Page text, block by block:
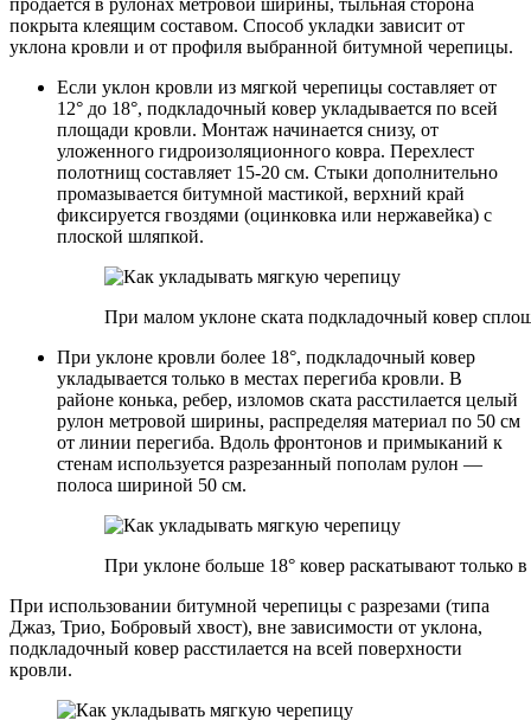
продается в рулонах метровой ширины, тыльная сторона
покрыта клеящим составом. Способ укладки зависит от
уклона кровли и от профиля выбранной битумной черепицы.
Если уклон кровли из мягкой черепицы составляет от
12° до 18°, подкладочный ковер укладывается по всей
площади кровли. Монтаж начинается снизу, от
уложенного гидроизоляционного ковра. Перехлест
полотнищ составляет 15-20 см. Стыки дополнительно
промазывается битумной мастикой, верхний край
фиксируется гвоздями (оцинковка или нержавейка) с
плоской шляпкой.
При малом уклоне ската подкладочный ковер
При уклоне кровли более 18°, подкладочный ковер
укладывается только в местах перегиба кровли. В
районе конька, ребер, изломов ската расстилается целый
рулон метровой ширины, распределяя материал по 50 см
от линии перегиба. Вдоль фронтонов и примыканий к
стенам используется разрезанный пополам рулон —
полоса шириной 50 см.
При уклоне больше 18° ковер раскатывают только
При использовании битумной черепицы с разрезами (типа
Джаз, Трио, Бобровый хвост), вне зависимости от уклона,
подкладочный ковер расстилается на всей поверхности
кровли.